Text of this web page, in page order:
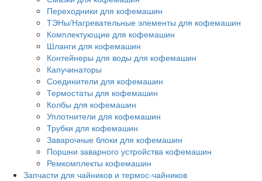
Переходники для кофемашин
ТЭНы/Нагревательные элементы для кофемашин
Комплектующие для кофемашин
Шланги для кофемашин
Контейнеры для воды для кофемашин
Капучинаторы
Соединители для кофемашин
Термостаты для кофемашин
Колбы для кофемашин
Уплотнители для кофемашин
Трубки для кофемашин
Заварочные блоки для кофемашин
Поршни заварного устройства кофемашин
Ремкомплекты кофемашин
Запчасти для чайников и термос-чайников